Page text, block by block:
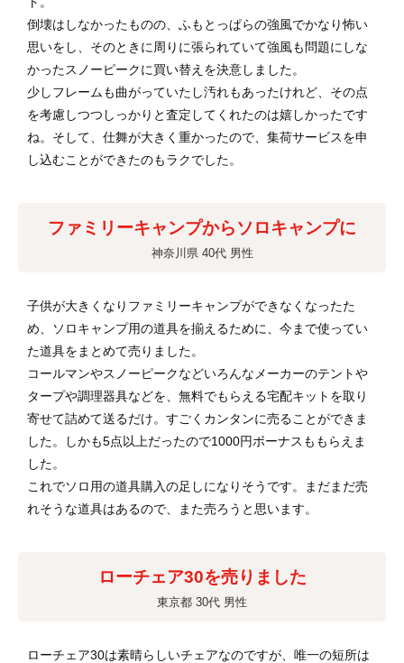
倒壊はしなかったものの、ふもとっぱらの強風でかなり怖い
思いをし、そのときに周りに張られていて強風も問題にしな
かったスノーピークに買い替えを決意しました。
少しフレームも曲がっていたし汚れもあったけれど、その点
を考慮しつつしっかりと査定してくれたのは嬉しかったです
ね。そして、仕舞が大きく重かったので、集荷サービスを申
し込むことができたのもラクでした。
ファミリーキャンプからソロキャンプに
神奈川県 40代 男性
子供が大きくなりファミリーキャンプができなくなったた
め、ソロキャンプ用の道具を揃えるために、今まで使ってい
た道具をまとめて売りました。
コールマンやスノーピークなどいろんなメーカーのテントや
タープや調理器具などを、無料でもらえる宅配キットを取り
寄せて詰めて送るだけ。すごくカンタンに売ることができま
した。しかも5点以上だったので1000円ボーナスももらえま
した。
これでソロ用の道具購入の足しになりそうです。まだまだ売
れそうな道具はあるので、また売ろうと思います。
ローチェア30を売りました
東京都 30代 男性
ローチェア30は素晴らしいチェアなのですが、唯一の短所は